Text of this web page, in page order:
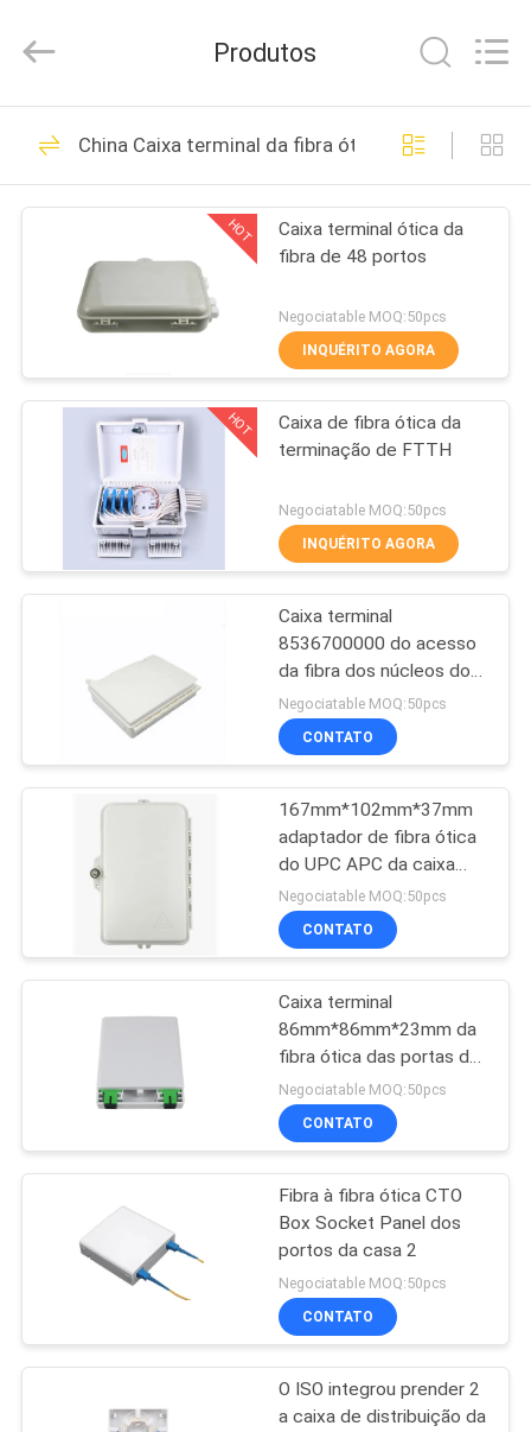
CASA
PRODUTOS
SOBRE
EXCURSÃO
FÁBRICA
CONTROLE
DA
CONTACTE-
UMAS
CITAÇÕES
MAPA
POLICY
LIMITED.
Reserved.
GPON ONU
ONTÁRIO
419
Huawei GPON ONU
143
WiFi GPON ONU
14
onu do epon do wifi
XPON ONTÁRIO
11
78
Produtos
China Caixa terminal da fibra ótica
HOT
Caixa terminal ótica da
fibra de 48 portos
Negociatable MOQ:50pcs
INQUÉRITO AGORA
HOT
Caixa de fibra ótica da
terminação de FTTH
Negociatable MOQ:50pcs
INQUÉRITO AGORA
Caixa terminal
8536700000 do acesso
da fibra dos núcleos do
ODM 2 do OEM
Negociatable MOQ:50pcs
CONTATO
167mm*102mm*37mm
adaptador de fibra ótica
do UPC APC da caixa
terminal de 2 portos
Negociatable MOQ:50pcs
CONTATO
Caixa terminal
86mm*86mm*23mm da
fibra ótica das portas de
FTTH Caixa CTO 2
Negociatable MOQ:50pcs
CONTATO
Fibra à fibra ótica CTO
Box Socket Panel dos
portos da casa 2
Negociatable MOQ:50pcs
CONTATO
O ISO integrou prender 2
a caixa de distribuição da